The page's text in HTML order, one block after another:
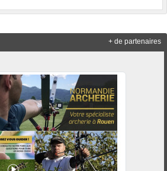
+ de partenaires